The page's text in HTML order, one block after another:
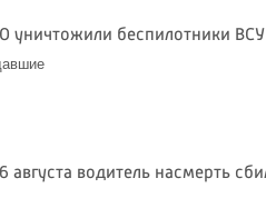
уничтожили беспилотники ВСУ
августа водитель насмерть